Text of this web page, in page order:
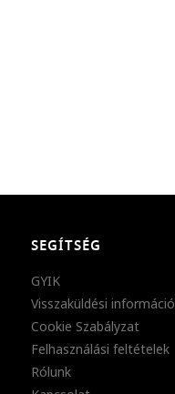
SEGÍTSÉG
GYIK
Visszaküldési információ
Cookie Szabályzat
Felhasználási feltételek
Rólunk